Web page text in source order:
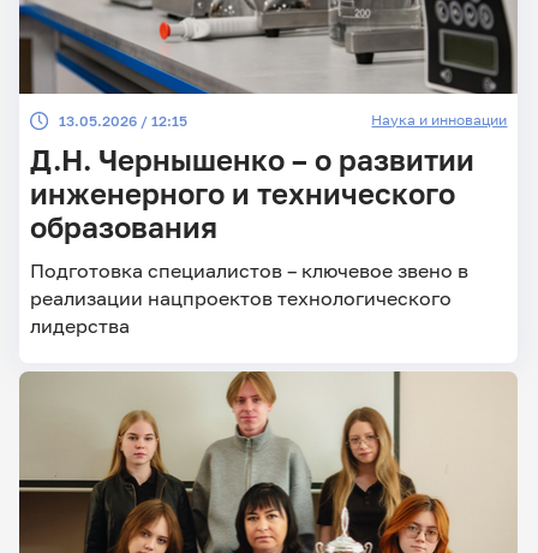
13.05.2026 / 12:15 Наука и инновации
Д.Н. Чернышенко – о развитии
инженерного и технического
образования
Подготовка специалистов – ключевое звено в
реализации нацпроектов технологического
лидерства